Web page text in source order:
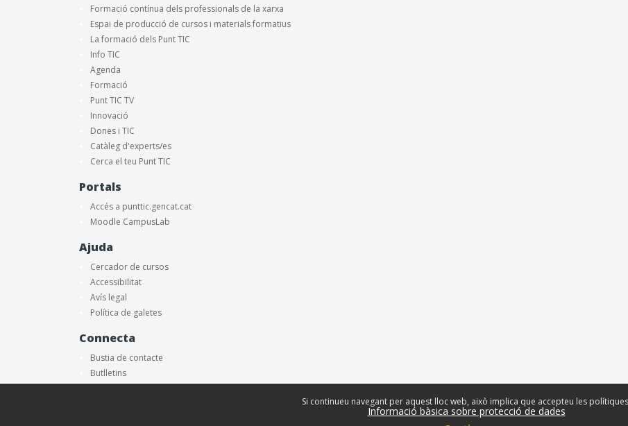
Si continueu navegant per aquest lloc web, això implica que accepteu les
Informació bàsica sobre protecció de dades
Formació contínua dels professionals de la xarxa
Espai de producció de cursos i materials formatius
La formació dels Punt TIC
Info TIC
Agenda
Formació
Punt TIC TV
Innovació
Dones i TIC
Catàleg d'experts/es
Cerca el teu Punt TIC
Portals
Accés a punttic.gencat.cat
Moodle CampusLab
Ajuda
Cercador de cursos
Accessibilitat
Avís legal
Política de galetes
Connecta
Bustia de contacte
Butlletins